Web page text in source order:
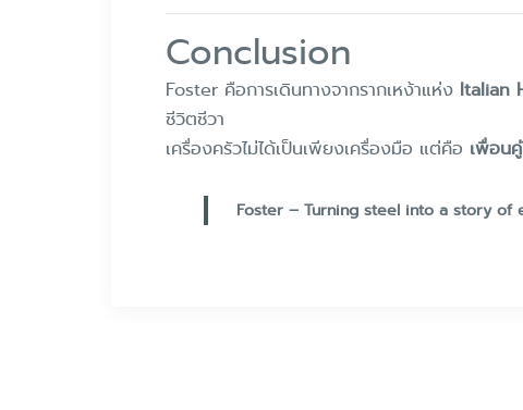
Conclusion
Foster คือการเดินทางจากรากเหง้าแห่ง Italian
ชีวิตชีวา
เครื่องครัวไม่ได้เป็นเพียงเครื่องมือ แต่คือ เพื่อนคู่
Foster – Turning steel into a story of